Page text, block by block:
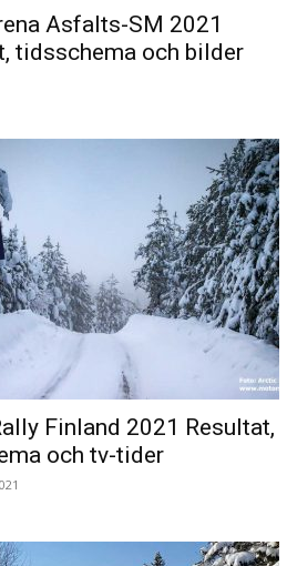
Asfalts-SM 2021
tidsschema och bilder
Finland 2021 Resultat,
och tv-tider